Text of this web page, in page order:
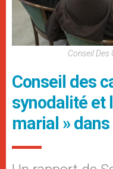
Conseil Des
Conseil des
synodalité et
marial » dans